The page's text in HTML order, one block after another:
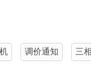
调价通知 三